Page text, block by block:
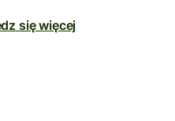
się więcej